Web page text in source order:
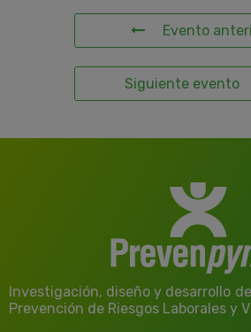
Evento
Siguiente evento
Investigación, diseño y desarrollo
Prevención de Riesgos Laborales y